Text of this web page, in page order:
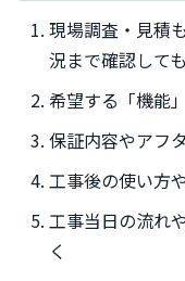
現場調査・見積
況まで確認して
希望する「機能
保証内容やアフ
工事後の使い方
工事当日の流れ
く